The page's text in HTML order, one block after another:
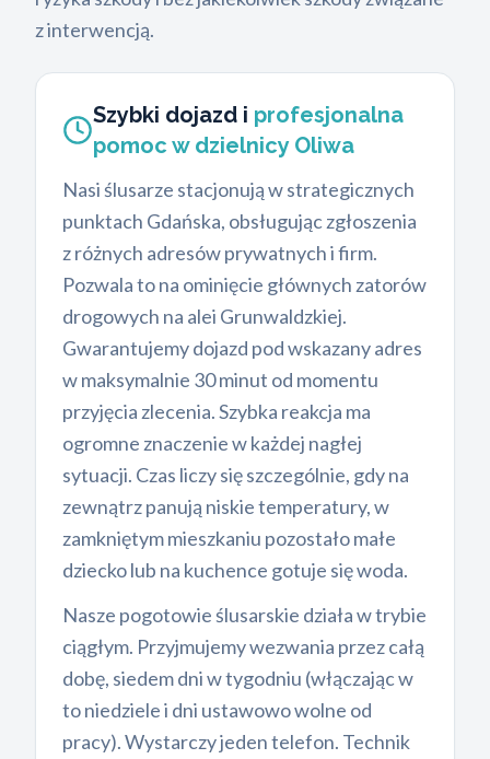
z interwencją.
Szybki dojazd i profesjonalna
pomoc w dzielnicy Oliwa
Nasi ślusarze stacjonują w strategicznych
punktach Gdańska, obsługując zgłoszenia
z różnych adresów prywatnych i firm.
Pozwala to na ominięcie głównych zatorów
drogowych na alei Grunwaldzkiej.
Gwarantujemy dojazd pod wskazany adres
w maksymalnie 30 minut od momentu
przyjęcia zlecenia. Szybka reakcja ma
ogromne znaczenie w każdej nagłej
sytuacji. Czas liczy się szczególnie, gdy na
zewnątrz panują niskie temperatury, w
zamkniętym mieszkaniu pozostało małe
dziecko lub na kuchence gotuje się woda.
Nasze pogotowie ślusarskie działa w trybie
ciągłym. Przyjmujemy wezwania przez całą
dobę, siedem dni w tygodniu (włączając w
to niedziele i dni ustawowo wolne od
pracy). Wystarczy jeden telefon. Technik